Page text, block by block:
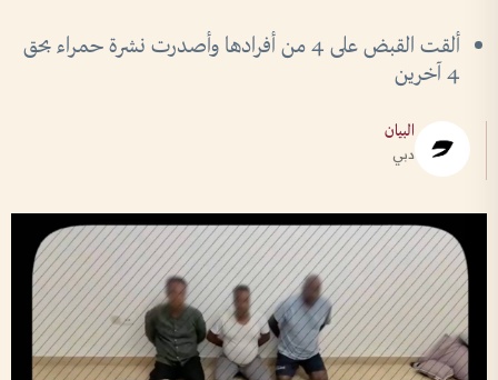
ألقت القبض على 4 من أفرادها وأصدرت نشرة حمراء بحق
4 آخرين
البيان
دبي